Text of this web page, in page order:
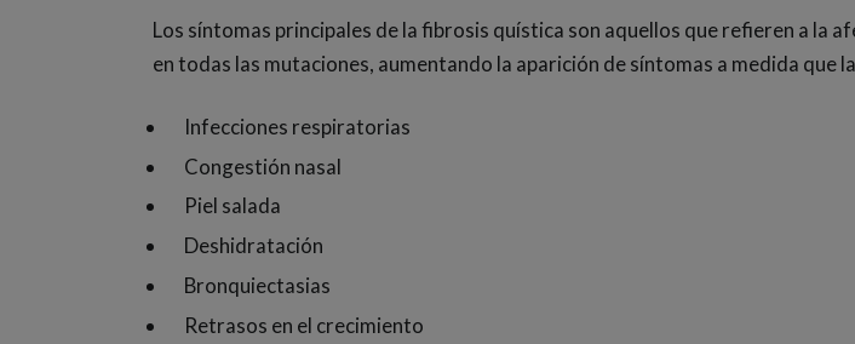
Los síntomas principales de la fibrosis quística son aquellos que refieren a
en todas las mutaciones, aumentando la aparición de síntomas a medida que
Infecciones respiratorias
Congestión nasal
Piel salada
Deshidratación
Bronquiectasias
Retrasos en el crecimiento